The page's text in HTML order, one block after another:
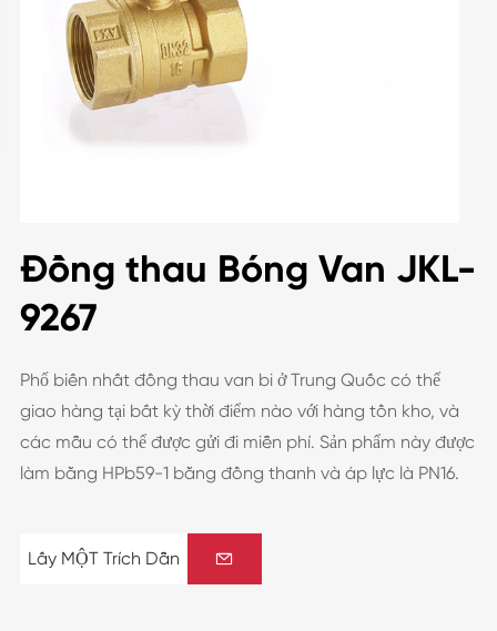
Đồng thau Bóng Van JKL-
9267
Phổ biến nhất đồng thau van bi ở Trung Quốc có thể
giao hàng tại bất kỳ thời điểm nào với hàng tồn kho, và
các mẫu có thể được gửi đi miễn phí. Sản phẩm này được
làm bằng HPb59-1 bằng đồng thanh và áp lực là PN16.
Lấy MỘT Trích Dẫn 